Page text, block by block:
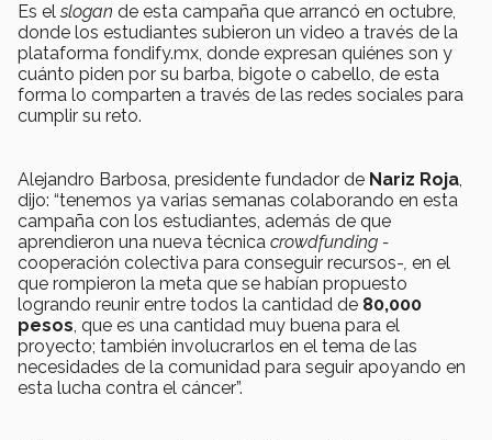
Es elslogan de esta campaña que arrancó en octubre,
donde los estudiantes subieron un video a través de la
plataforma fondify.mx, donde expresan quiénes son y
cuánto piden por su barba, bigote o cabello, de esta
forma lo comparten a través de las redes sociales para
cumplir su reto.
Alejandro Barbosa, presidente fundador de Nariz Roja,
dijo: “tenemos ya varias semanas colaborando en esta
campaña con los estudiantes, además de que
aprendieron una nueva técnica crowdfunding -
cooperación colectiva para conseguir recursos-, en el
que rompieron la meta que se habían propuesto
logrando reunir entre todos la cantidad de 80,000
pesos, que es una cantidad muy buena para el
proyecto; también involucrarlos en el tema de las
necesidades de la comunidad para seguir apoyando en
esta lucha contra el cáncer”.